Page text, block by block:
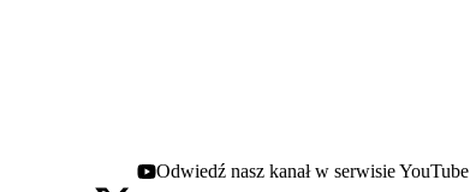
Youtube - otwiera się w nowej karcie
Odwiedź nasz kanał w serwisie YouTube